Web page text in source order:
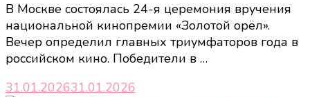
В Москве состоялась 24-я церемония вручения
национальной кинопремии «Золотой орёл».
Вечер определил главных триумфаторов года в
российском кино. Победители в …
31.01.202631.01.2026